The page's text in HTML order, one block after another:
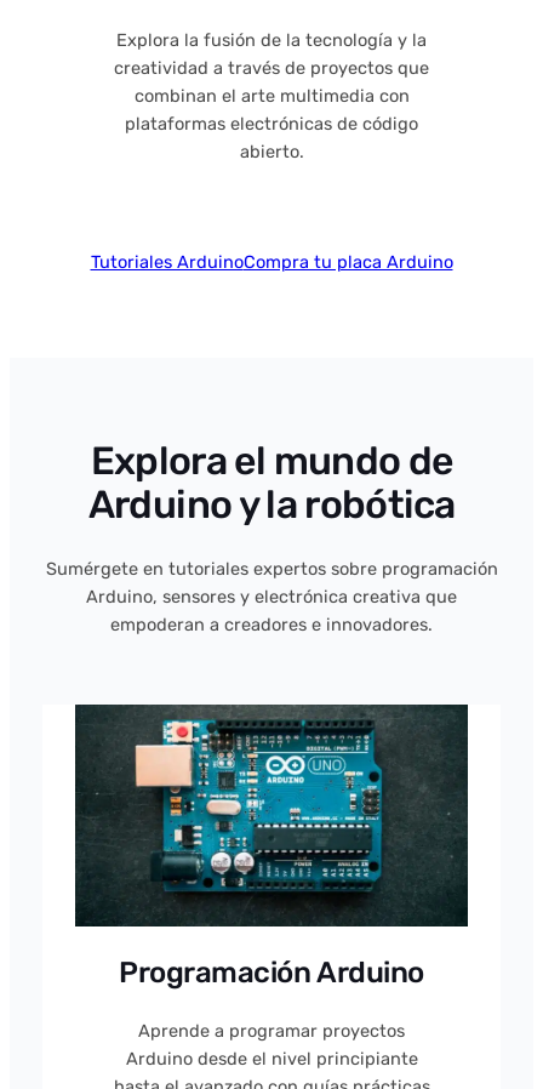
Explora la fusión de la tecnología y la
creatividad a través de proyectos que
combinan el arte multimedia con
plataformas electrónicas de código
abierto.
Tutoriales ArduinoCompra tu placa Arduino
Explora el mundo de
Arduino y la robótica
Sumérgete en tutoriales expertos sobre programación
Arduino, sensores y electrónica creativa que
empoderan a creadores e innovadores.
Programación Arduino
Aprende a programar proyectos
Arduino desde el nivel principiante